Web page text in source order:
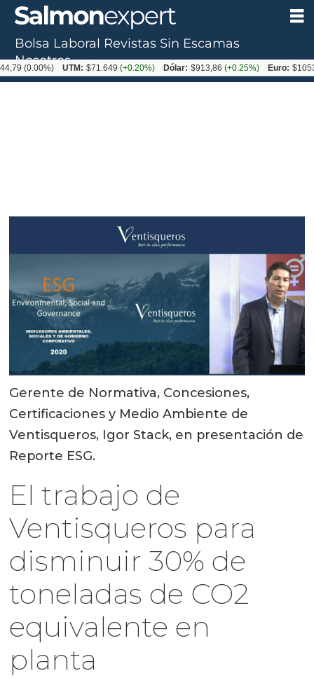
Gerente de Normativa, Concesiones,
Certificaciones y Medio Ambiente de
Ventisqueros, Igor Stack, en presentación de
Reporte ESG.
El trabajo de
Ventisqueros para
disminuir 30% de
toneladas de CO2
equivalente en
planta
Bolsa Laboral Revistas Sin Escamas
Nosotros
UTM: $71.649(+0.20%) Dólar: $913,86(+0.25%) Euro: $1053,08(-